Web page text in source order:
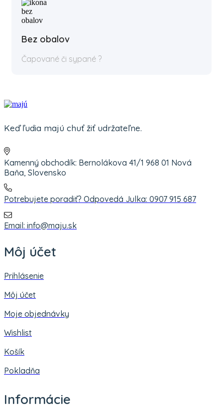
Bez obalov
Čapované či sypané ?
Keď ľudia majú chuť žiť udržateľne.
Kamenný obchodík: Bernolákova 41/1 968 01 Nová
Baňa, Slovensko
Potrebujete poradiť? Odpovedá Julka: 0907 915 687
Email: info@maju.sk
Môj účet
Prihlásenie
Môj účet
Moje objednávky
Wishlist
Košík
Pokladňa
Informácie